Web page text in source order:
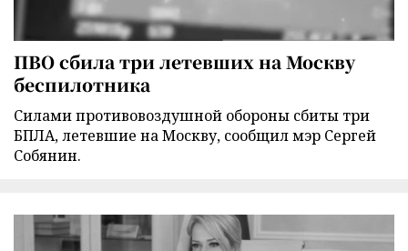
ПВО сбила три летевших на Москву
беспилотника
Силами противовоздушной обороны сбиты три
БПЛА, летевшие на Москву, сообщил мэр Сергей
Собянин.